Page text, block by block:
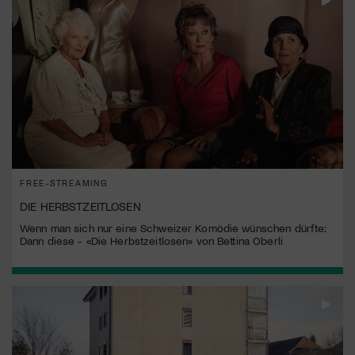
FREE-STREAMING
DIE HERBSTZEITLOSEN
Wenn man sich nur eine Schweizer Komödie wünschen dürfte:
Dann diese - «Die Herbstzeitlosen» von Bettina Oberli